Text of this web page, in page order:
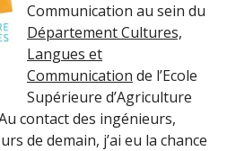
Communication au sein du
Département Cultures,
Langues et
Communication de l’Ecole
Supérieure d’Agriculture
contact des ingénieurs,
de demain, j’ai eu la chance